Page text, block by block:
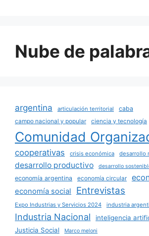
Nube de
argentina articulación territorial
caba
campo nacional y popular
ciencia y tecnología
Comunidad
cooperativas crisis económica desarrollo
desarrollo productivo desarrollo
economía argentina economía circular
economía social Entrevistas
Expo Industrias y Servicios 2024 industria
Industria Nacional inteligencia
Justicia Social Marco meloni